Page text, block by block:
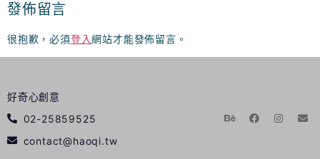
發佈留言
很抱歉，必須登入網站才能發佈留言。
好奇心創意
02-25859525
contact@haoqi.tw